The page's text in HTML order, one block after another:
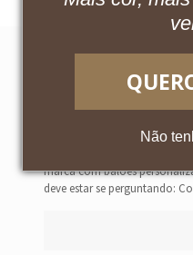
Não
marca com balões
deve estar se perguntando: